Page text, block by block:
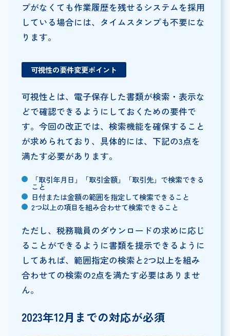
プがなくても作業履歴を残せるシステムを採用
している場合には、タイムスタンプも不要にな
ります。
可視性の要件変更ポイント
可視性とは、電子保存した書類が検索・表示な
どで確認できるようにしておくための要件で
す。今回の改正では、検索機能を確保すること
が求められており、具体的には、下記の3点を
満たす必要があります。
「取引年月日」「取引金額」「取引先」で検索できる
こと
日付または金額の範囲を指定して検索できること
2つ以上の項目を組み合わせて検索できること
ただし、税務職員のダウンロードの求めに応じ
ることができるように書類を提示できるように
してあれば、範囲指定の検索と2つ以上を組み
合わせての検索の2点を満たす必要はありませ
ん。
2023年12月までの対応が必須